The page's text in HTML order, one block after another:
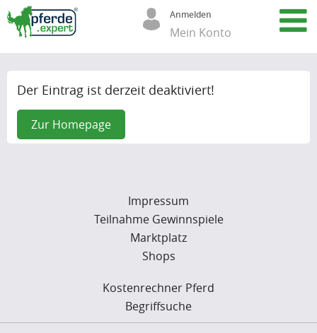
Anmelden
Mein Konto
Der Eintrag ist derzeit deaktiviert!
Zur Homepage
Impressum
Teilnahme Gewinnspiele
Marktplatz
Shops
Kostenrechner Pferd
Begriffsuche